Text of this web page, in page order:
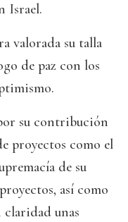
Israel.
valorada su talla
de paz con los
su contribución
proyectos como el
de su
así como
unas